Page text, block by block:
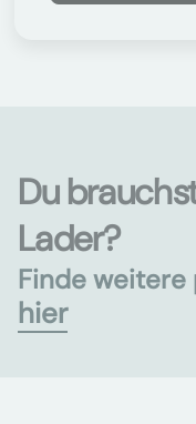
Du
Lader?
Finde weitere
hier